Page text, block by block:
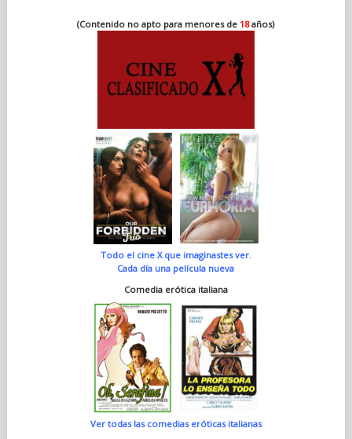
(Contenido no apto para menores de 18años)
Todo el cine X que imaginastes ver.
Cada día una película nueva
Comedia erótica italiana
Ver todas las comedias eróticas italianas